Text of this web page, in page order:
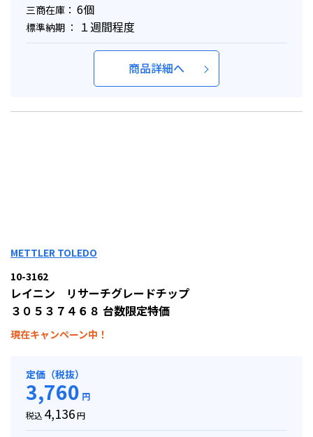
三商在庫： 6個
標準納期 ： １週間程度
商品詳細へ
METTLER TOLEDO
10-3162
レイニン リサーチグレードチップ
３０５３７４６８ 台数限定特価
現在キャンペーン中！
定価（税抜）
3,760 円
税込 4,136円